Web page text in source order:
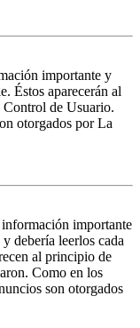
importante y
Éstos aparecerán al
de Usuario.
otorgados por La
importante
debería leerlos cada
al principio de
Como en los
son otorgados